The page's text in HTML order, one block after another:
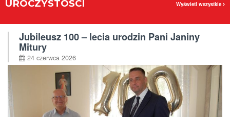
UROCZYSTOŚCI Wyświetl wszystkie
Jubileusz 100 – lecia urodzin Pani Janiny
Mitury
24 czerwca 2026